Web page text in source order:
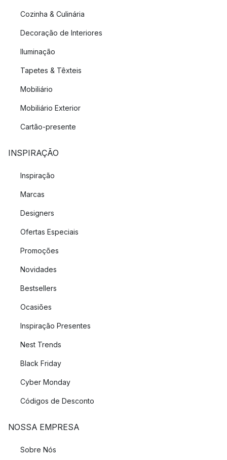
Cozinha & Culinária
Decoração de Interiores
Iluminação
Tapetes & Têxteis
Mobiliário
Mobiliário Exterior
Cartão-presente
INSPIRAÇÃO
Inspiração
Marcas
Designers
Ofertas Especiais
Promoções
Novidades
Bestsellers
Ocasiões
Inspiração Presentes
Nest Trends
Black Friday
Cyber Monday
Códigos de Desconto
NOSSA EMPRESA
Sobre Nós